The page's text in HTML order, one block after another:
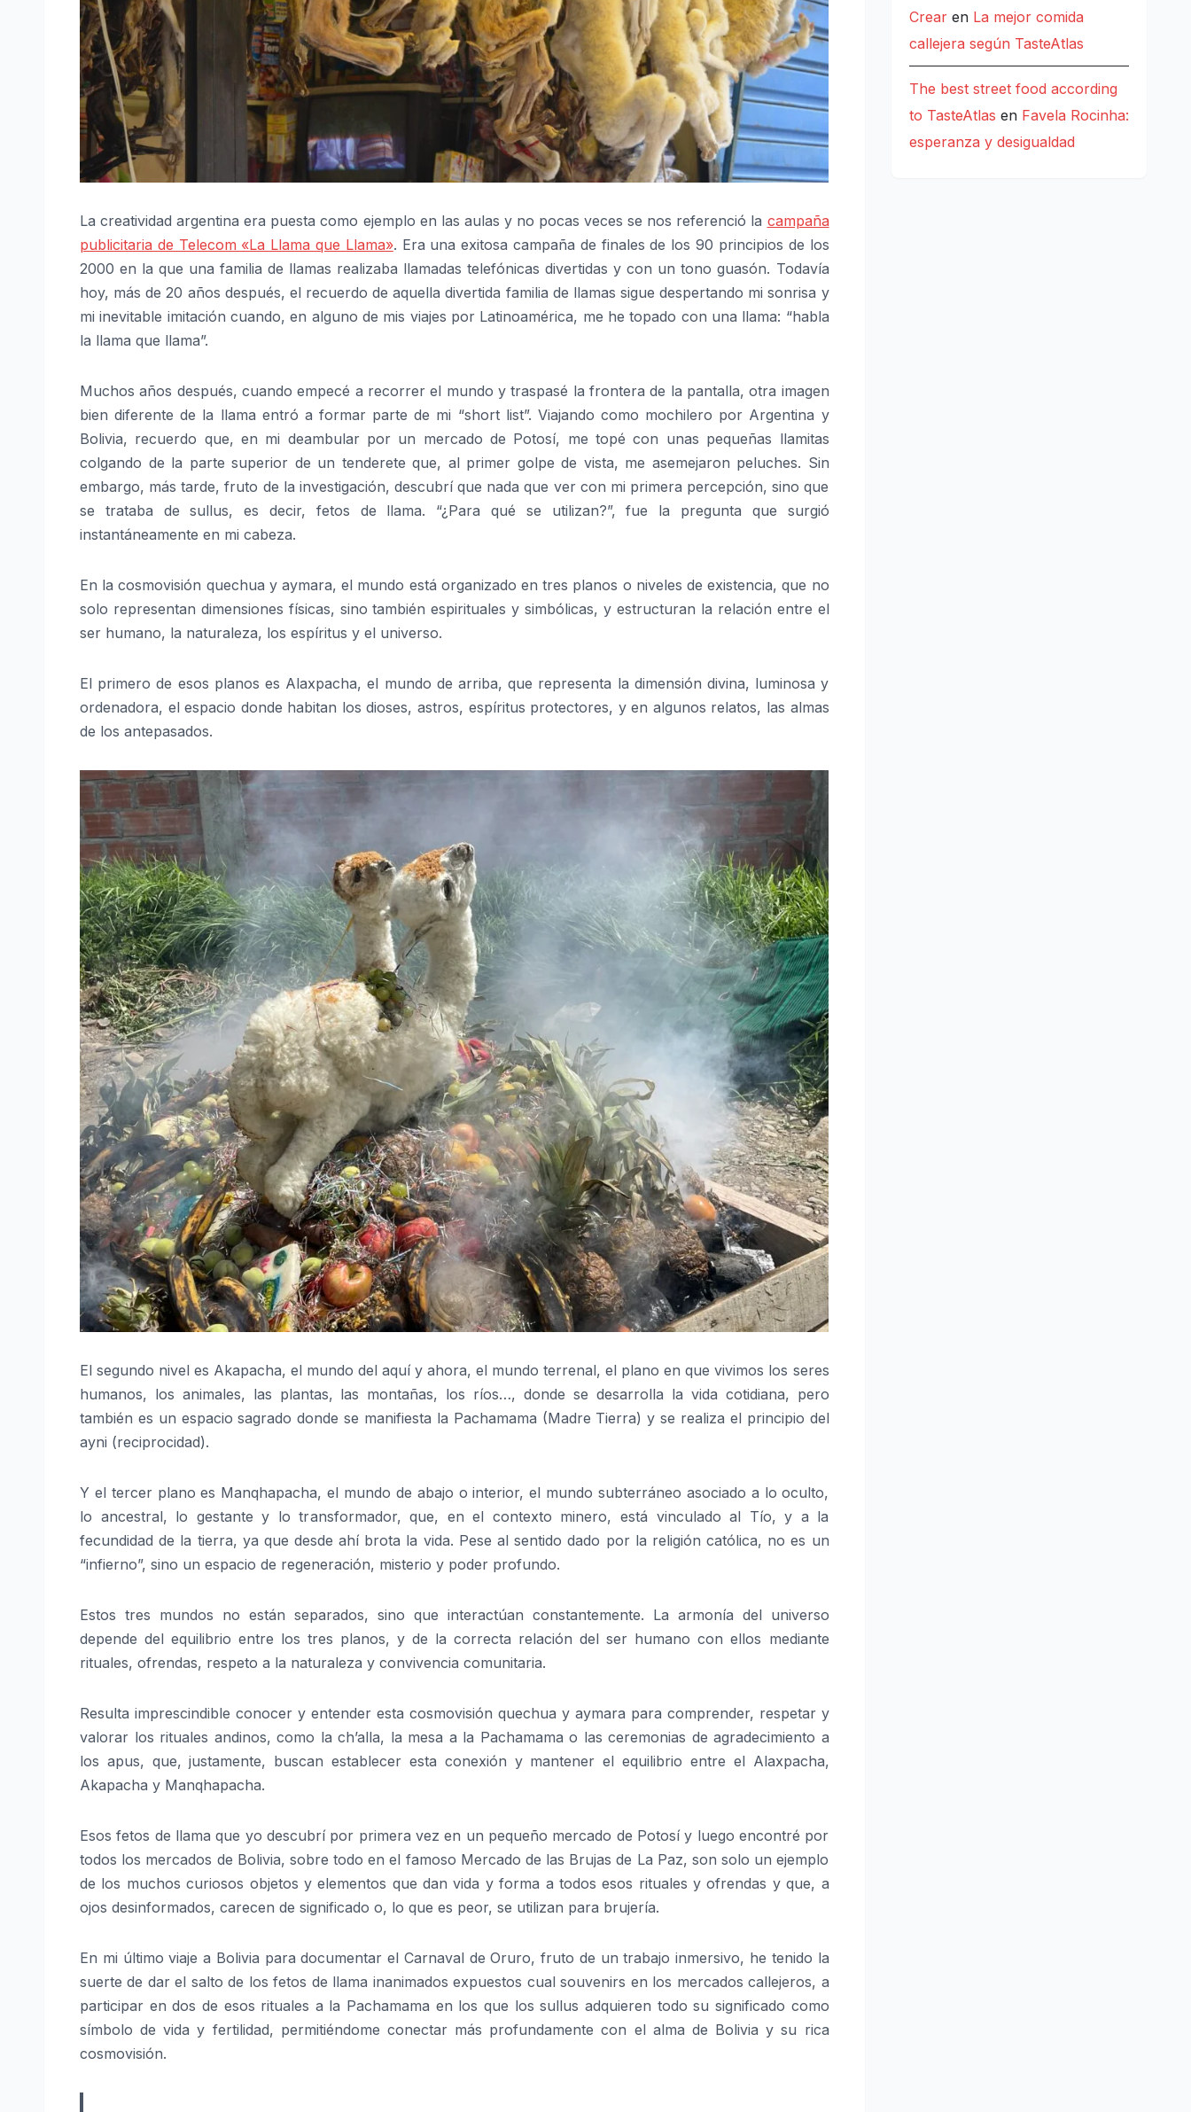
La creatividad argentina era puesta como ejemplo en las aulas y no pocas veces se nos referenció la campaña
publicitaria de Telecom «La Llama que Llama». Era una exitosa campaña de finales de los 90 principios de los
2000 en la que una familia de llamas realizaba llamadas telefónicas divertidas y con un tono guasón. Todavía
hoy, más de 20 años después, el recuerdo de aquella divertida familia de llamas sigue despertando mi sonrisa y
mi inevitable imitación cuando, en alguno de mis viajes por Latinoamérica, me he topado con una llama: “habla
la llama que llama”.
Muchos años después, cuando empecé a recorrer el mundo y traspasé la frontera de la pantalla, otra imagen
bien diferente de la llama entró a formar parte de mi “short list”. Viajando como mochilero por Argentina y
Bolivia, recuerdo que, en mi deambular por un mercado de Potosí, me topé con unas pequeñas llamitas
colgando de la parte superior de un tenderete que, al primer golpe de vista, me asemejaron peluches. Sin
embargo, más tarde, fruto de la investigación, descubrí que nada que ver con mi primera percepción, sino que
se trataba de sullus, es decir, fetos de llama. “¿Para qué se utilizan?”, fue la pregunta que surgió
instantáneamente en mi cabeza.
En la cosmovisión quechua y aymara, el mundo está organizado en tres planos o niveles de existencia, que no
solo representan dimensiones físicas, sino también espirituales y simbólicas, y estructuran la relación entre el
ser humano, la naturaleza, los espíritus y el universo.
El primero de esos planos es Alaxpacha, el mundo de arriba, que representa la dimensión divina, luminosa y
ordenadora, el espacio donde habitan los dioses, astros, espíritus protectores, y en algunos relatos, las almas
de los antepasados.
El segundo nivel es Akapacha, el mundo del aquí y ahora, el mundo terrenal, el plano en que vivimos los seres
humanos, los animales, las plantas, las montañas, los ríos…, donde se desarrolla la vida cotidiana, pero
también es un espacio sagrado donde se manifiesta la Pachamama (Madre Tierra) y se realiza el principio del
ayni (reciprocidad).
Y el tercer plano es Manqhapacha, el mundo de abajo o interior, el mundo subterráneo asociado a lo oculto,
lo ancestral, lo gestante y lo transformador, que, en el contexto minero, está vinculado al Tío, y a la
fecundidad de la tierra, ya que desde ahí brota la vida. Pese al sentido dado por la religión católica, no es un
“infierno”, sino un espacio de regeneración, misterio y poder profundo.
Estos tres mundos no están separados, sino que interactúan constantemente. La armonía del universo
depende del equilibrio entre los tres planos, y de la correcta relación del ser humano con ellos mediante
rituales, ofrendas, respeto a la naturaleza y convivencia comunitaria.
Resulta imprescindible conocer y entender esta cosmovisión quechua y aymara para comprender, respetar y
valorar los rituales andinos, como la ch’alla, la mesa a la Pachamama o las ceremonias de agradecimiento a
los apus, que, justamente, buscan establecer esta conexión y mantener el equilibrio entre el Alaxpacha,
Akapacha y Manqhapacha.
Esos fetos de llama que yo descubrí por primera vez en un pequeño mercado de Potosí y luego encontré por
todos los mercados de Bolivia, sobre todo en el famoso Mercado de las Brujas de La Paz, son solo un ejemplo
de los muchos curiosos objetos y elementos que dan vida y forma a todos esos rituales y ofrendas y que, a
ojos desinformados, carecen de significado o, lo que es peor, se utilizan para brujería.
En mi último viaje a Bolivia para documentar el Carnaval de Oruro, fruto de un trabajo inmersivo, he tenido la
suerte de dar el salto de los fetos de llama inanimados expuestos cual souvenirs en los mercados callejeros, a
participar en dos de esos rituales a la Pachamama en los que los sullus adquieren todo su significado como
símbolo de vida y fertilidad, permitiéndome conectar más profundamente con el alma de Bolivia y su rica
cosmovisión.
Crearen La mejor comida
callejera según TasteAtlas
The best street food according
to TasteAtlas en Favela Rocinha:
esperanza y desigualdad